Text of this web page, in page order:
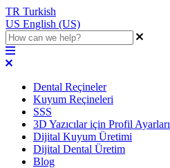
TR Turkish
US English (US)
Dental Reçineler
Kuyum Reçineleri
SSS
3D Yazıcılar için Profil Ayarları
Dijital Kuyum Üretimi
Dijital Dental Üretim
Blog